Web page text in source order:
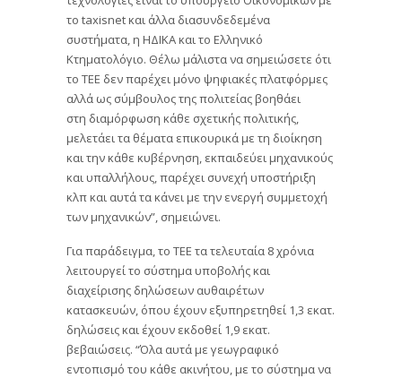
το taxisnet και άλλα διασυνδεδεμένα
συστήματα, η ΗΔΙΚΑ και το Ελληνικό
Κτηματολόγιο. Θέλω μάλιστα να σημειώσετε ότι
το ΤΕΕ δεν παρέχει μόνο ψηφιακές πλατφόρμες
αλλά ως σύμβουλος της πολιτείας βοηθάει
στη διαμόρφωση κάθε σχετικής πολιτικής,
μελετάει τα θέματα επικουρικά με τη διοίκηση
και την κάθε κυβέρνηση, εκπαιδεύει μηχανικούς
και υπαλλήλους, παρέχει συνεχή υποστήριξη
κλπ και αυτά τα κάνει με την ενεργή συμμετοχή
των μηχανικών”, σημειώνει.
Για παράδειγμα, το ΤΕΕ τα τελευταία 8 χρόνια
λειτουργεί το σύστημα υποβολής και
διαχείρισης δηλώσεων αυθαιρέτων
κατασκευών, όπου έχουν εξυπηρετηθεί 1,3 εκατ.
δηλώσεις και έχουν εκδοθεί 1,9 εκατ.
βεβαιώσεις. “Όλα αυτά με γεωγραφικό
εντοπισμό του κάθε ακινήτου, με το σύστημα να